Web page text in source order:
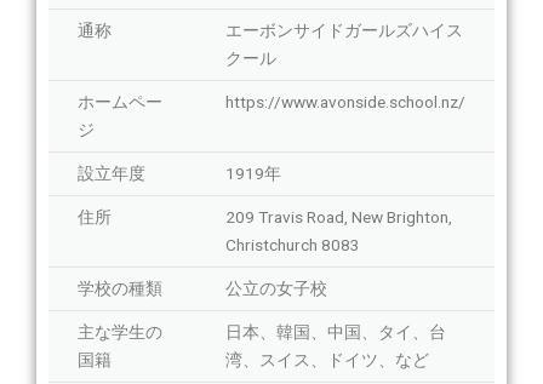
通称
エーボンサイドガールズハイス
クール
ホームペー
ジ
https://www.avonside.school.nz/
設立年度 1919年
住所
209 Travis Road, New Brighton,
Christchurch 8083
学校の種類 公立の女子校
主な学生の
国籍
日本、韓国、中国、タイ、台
湾、スイス、ドイツ、など